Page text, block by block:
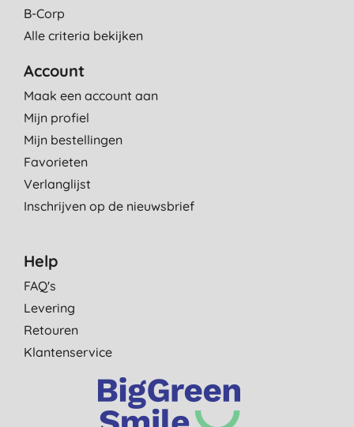
B-Corp
Alle criteria bekijken
Account
Maak een account aan
Mijn profiel
Mijn bestellingen
Favorieten
Verlanglijst
Inschrijven op de nieuwsbrief
Help
FAQ's
Levering
Retouren
Klantenservice